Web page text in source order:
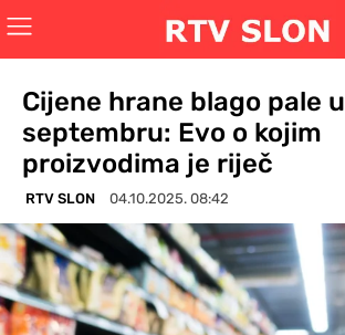
Cijene hrane blago pale u
septembru: Evo o kojim
proizvodima je riječ
RTV SLON 04.10.2025. 08:42